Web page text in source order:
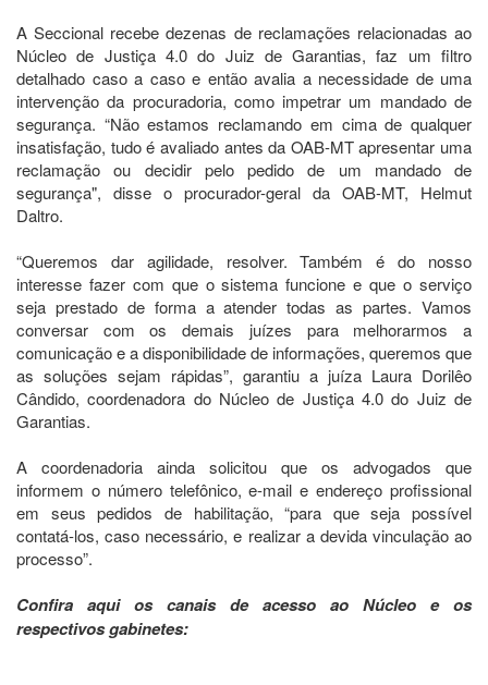
A Seccional recebe dezenas de reclamações relacionadas ao
Núcleo de Justiça 4.0 do Juiz de Garantias, faz um filtro
detalhado caso a caso e então avalia a necessidade de uma
intervenção da procuradoria, como impetrar um mandado de
segurança. “Não estamos reclamando em cima de qualquer
insatisfação, tudo é avaliado antes da OAB-MT apresentar uma
reclamação ou decidir pelo pedido de um mandado de
segurança", disse o procurador-geral da OAB-MT, Helmut
Daltro.
“Queremos dar agilidade, resolver. Também é do nosso
interesse fazer com que o sistema funcione e que o serviço
seja prestado de forma a atender todas as partes. Vamos
conversar com os demais juízes para melhorarmos a
comunicação e a disponibilidade de informações, queremos que
as soluções sejam rápidas”, garantiu a juíza Laura Dorilêo
Cândido, coordenadora do Núcleo de Justiça 4.0 do Juiz de
Garantias.
A coordenadoria ainda solicitou que os advogados que
informem o número telefônico, e-mail e endereço profissional
em seus pedidos de habilitação, “para que seja possível
contatá-los, caso necessário, e realizar a devida vinculação ao
processo”.
Confira aqui os canais de acesso ao Núcleo e os
respectivos gabinetes: